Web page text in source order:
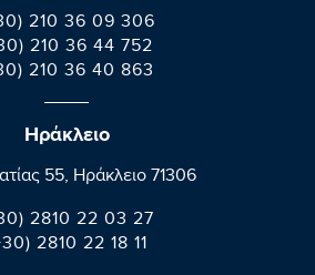
210 36 09 306
210 36 44 752
210 36 40 863
Ηράκλειο
55, Ηράκλειο 71306
2810 22 03 27
2810 22 18 11